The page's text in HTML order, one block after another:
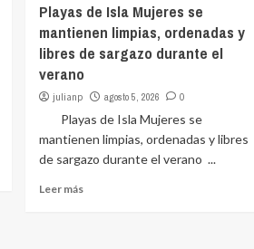
Playas de Isla Mujeres se
mantienen limpias, ordenadas y
libres de sargazo durante el
verano
julianp agosto 5, 2026 0
Playas de Isla Mujeres se
mantienen limpias, ordenadas y libres
de sargazo durante el verano ...
Leer más